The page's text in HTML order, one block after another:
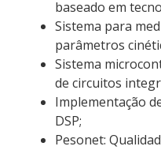
baseado em
Sistema para
parâmetros
Sistema
de circuitos
Implementação
DSP;
Pesonet: